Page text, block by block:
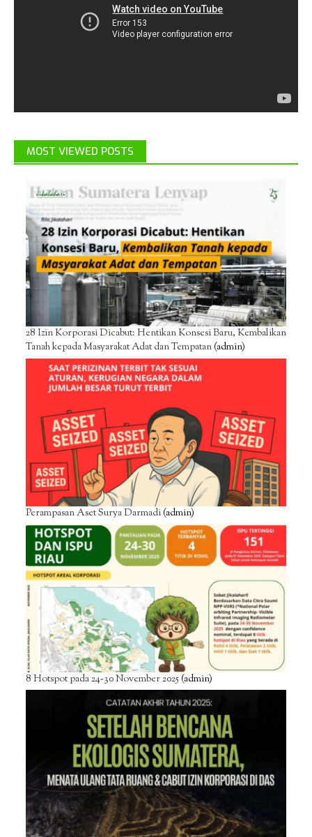
MOST VIEWED POSTS
28 Izin Korporasi Dicabut: Hentikan Konsesi Baru, Kembalikan
Tanah kepada Masyarakat Adat dan Tempatan(admin)
Perampasan Aset Surya Darmadi(admin)
8 Hotspot pada 24-30 November 2025(admin)